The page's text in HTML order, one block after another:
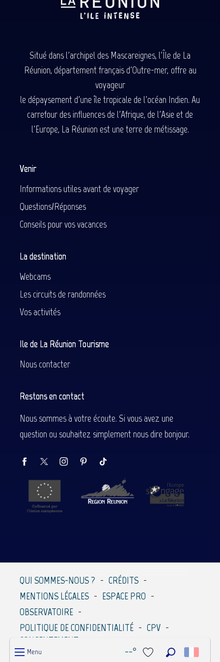
Menu --°
Situé dans l'archipel des Mascareignes, l'Île de La
Réunion, département français d'Outre-mer, offre au
voyageur
le dépaysement d'une île tropicale de l'océan Indien. Au
carrefour des influences de l'Afrique, de l'Asie et de
l'Europe, La Réunion est une terre de métissage.
Venir
Informations utiles avant de voyager
Questions/Réponses
Conseils pour vos vacances
La destination
Webcams
Les circuits de randonnées
Vos activités
Ile de La Réunion Tourisme
Nous contacter
Restons en contact
Nous sommes à votre écoute. Si vous avez une
question ou souhaitez simplement nous dire bonjour.
QUI SOMMES-NOUS ?
CRÉDITS
MENTIONS LÉGALES
ESPACE PRO
OBSERVATOIRE
POLITIQUE DE CONFIDENTIALITÉ
CPV
CONSENTEMENT